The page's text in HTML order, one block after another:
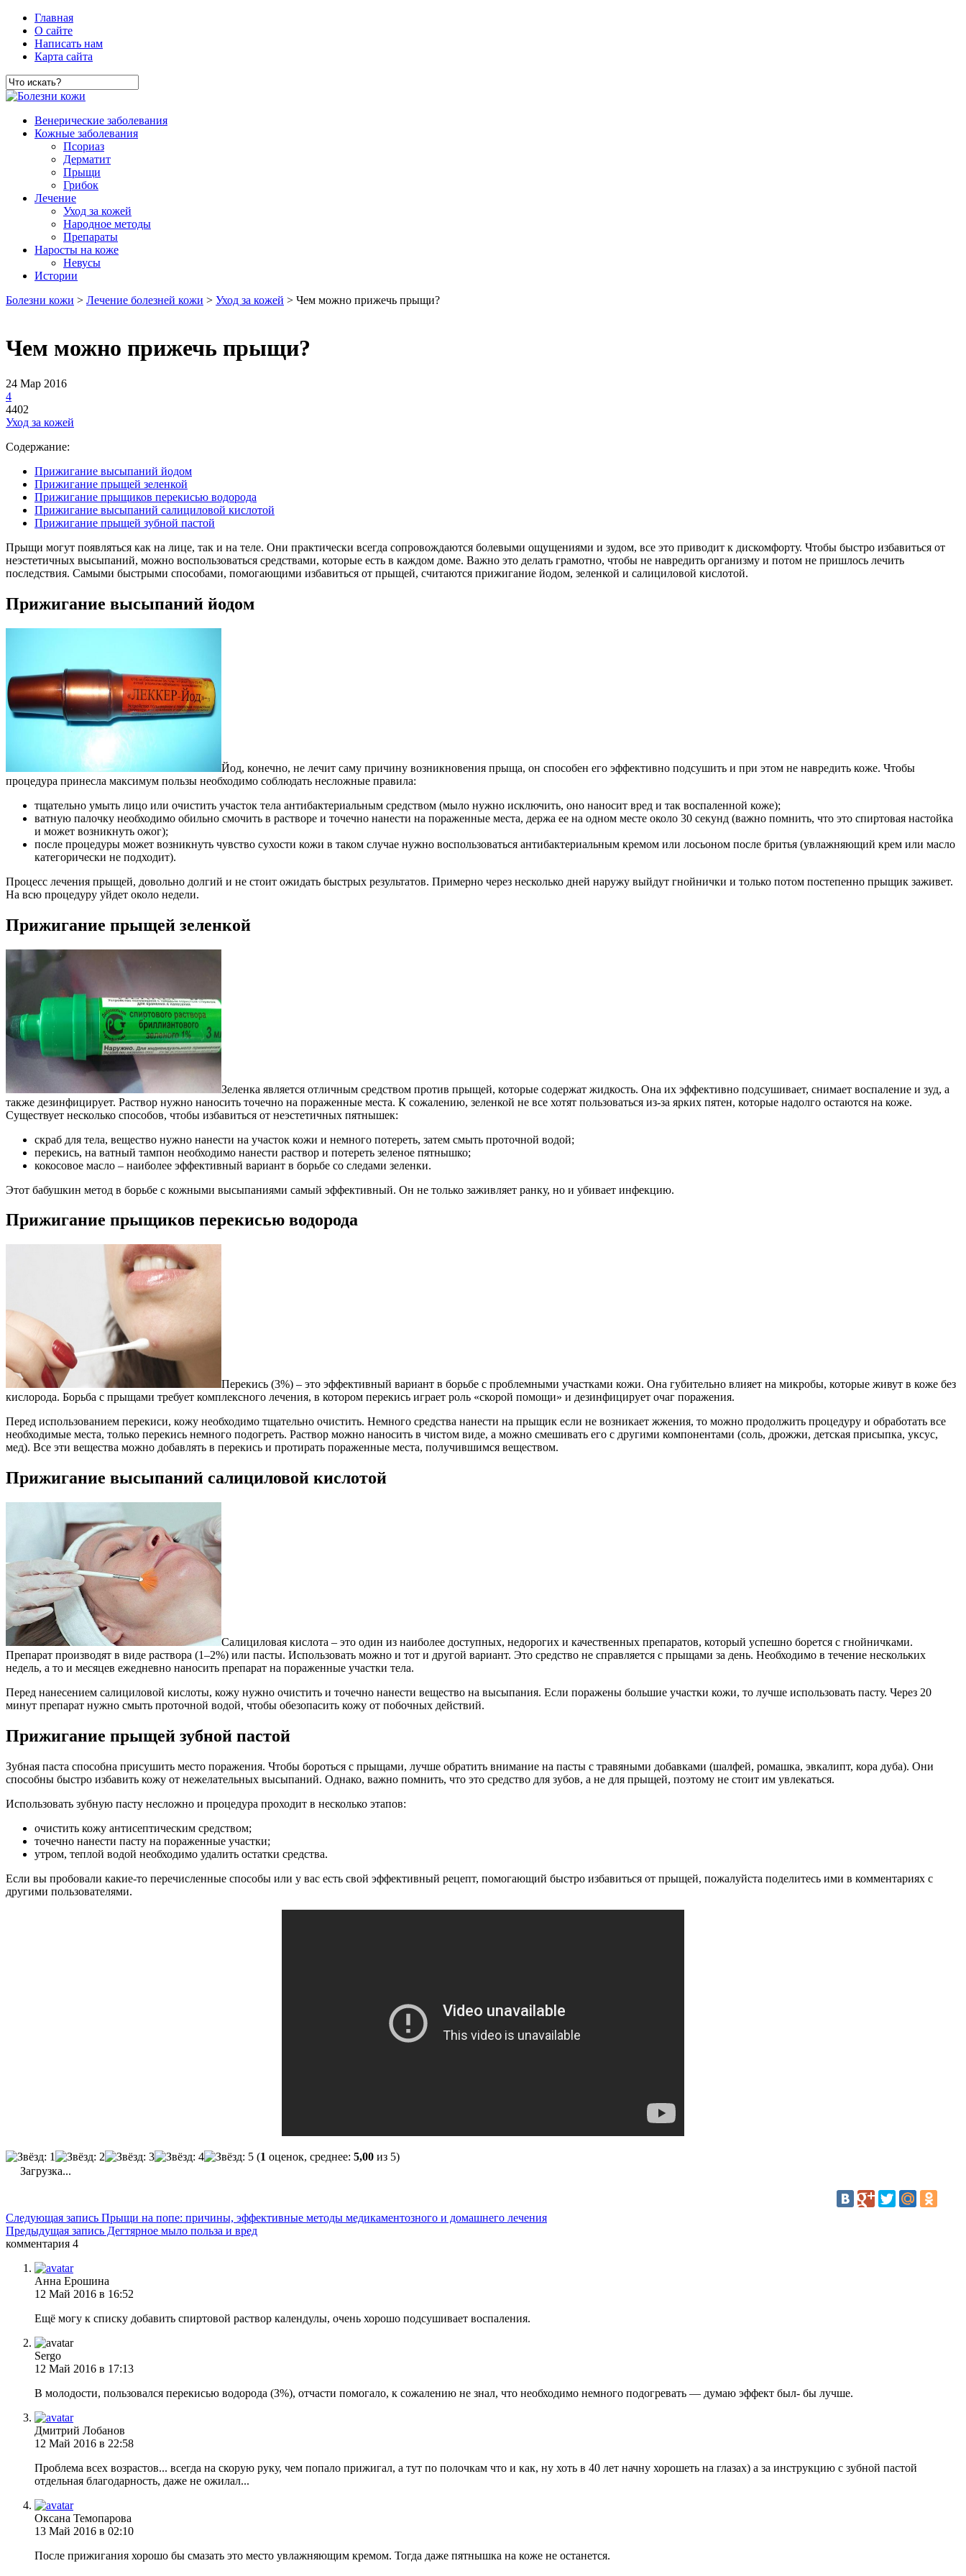
Главная
О сайте
Написать нам
Карта сайта
Венерические заболевания
Кожные заболевания
Псориаз
Дерматит
Прыщи
Грибок
Лечение
Уход за кожей
Народное методы
Препараты
Наросты на коже
Невусы
Истории
Болезни кожи > Лечение болезней кожи > Уход за кожей > Чем можно прижечь прыщи?
Чем можно прижечь прыщи?
24 Мар 2016
4
4402
Уход за кожей
Содержание:
Прижигание высыпаний йодом
Прижигание прыщей зеленкой
Прижигание прыщиков перекисью водорода
Прижигание высыпаний салициловой кислотой
Прижигание прыщей зубной пастой
Прыщи могут появляться как на лице, так и на теле. Они практически всегда сопровождаются болевыми ощущениями и зудом, все это приводит к дискомфорту. Чтобы быстро избавиться от
неэстетичных высыпаний, можно воспользоваться средствами, которые есть в каждом доме. Важно это делать грамотно, чтобы не навредить организму и потом не пришлось лечить
последствия. Самыми быстрыми способами, помогающими избавиться от прыщей, считаются прижигание йодом, зеленкой и салициловой кислотой.
Прижигание высыпаний йодом
Йод, конечно, не лечит саму причину возникновения прыща, он способен его эффективно подсушить и при этом не навредить коже. Чтобы
процедура принесла максимум пользы необходимо соблюдать несложные правила:
тщательно умыть лицо или очистить участок тела антибактериальным средством (мыло нужно исключить, оно наносит вред и так воспаленной коже);
ватную палочку необходимо обильно смочить в растворе и точечно нанести на пораженные места, держа ее на одном месте около 30 секунд (важно помнить, что это спиртовая настойка
и может возникнуть ожог);
после процедуры может возникнуть чувство сухости кожи в таком случае нужно воспользоваться антибактериальным кремом или лосьоном после бритья (увлажняющий крем или масло
категорически не подходит).
Процесс лечения прыщей, довольно долгий и не стоит ожидать быстрых результатов. Примерно через несколько дней наружу выйдут гнойнички и только потом постепенно прыщик заживет.
На всю процедуру уйдет около недели.
Прижигание прыщей зеленкой
Зеленка является отличным средством против прыщей, которые содержат жидкость. Она их эффективно подсушивает, снимает воспаление и зуд, а
также дезинфицирует. Раствор нужно наносить точечно на пораженные места. К сожалению, зеленкой не все хотят пользоваться из-за ярких пятен, которые надолго остаются на коже.
Существует несколько способов, чтобы избавиться от неэстетичных пятнышек:
скраб для тела, вещество нужно нанести на участок кожи и немного потереть, затем смыть проточной водой;
перекись, на ватный тампон необходимо нанести раствор и потереть зеленое пятнышко;
кокосовое масло – наиболее эффективный вариант в борьбе со следами зеленки.
Этот бабушкин метод в борьбе с кожными высыпаниями самый эффективный. Он не только заживляет ранку, но и убивает инфекцию.
Прижигание прыщиков перекисью водорода
Перекись (3%) – это эффективный вариант в борьбе с проблемными участками кожи. Она губительно влияет на микробы, которые живут в коже без
кислорода. Борьба с прыщами требует комплексного лечения, в котором перекись играет роль «скорой помощи» и дезинфицирует очаг поражения.
Перед использованием перекиси, кожу необходимо тщательно очистить. Немного средства нанести на прыщик если не возникает жжения, то можно продолжить процедуру и обработать все
необходимые места, только перекись немного подогреть. Раствор можно наносить в чистом виде, а можно смешивать его с другими компонентами (соль, дрожжи, детская присыпка, уксус,
мед). Все эти вещества можно добавлять в перекись и протирать пораженные места, получившимся веществом.
Прижигание высыпаний салициловой кислотой
Салициловая кислота – это один из наиболее доступных, недорогих и качественных препаратов, который успешно борется с гнойничками.
Препарат производят в виде раствора (1–2%) или пасты. Использовать можно и тот и другой вариант. Это средство не справляется с прыщами за день. Необходимо в течение нескольких
недель, а то и месяцев ежедневно наносить препарат на пораженные участки тела.
Перед нанесением салициловой кислоты, кожу нужно очистить и точечно нанести вещество на высыпания. Если поражены большие участки кожи, то лучше использовать пасту. Через 20
минут препарат нужно смыть проточной водой, чтобы обезопасить кожу от побочных действий.
Прижигание прыщей зубной пастой
Зубная паста способна присушить место поражения. Чтобы бороться с прыщами, лучше обратить внимание на пасты с травяными добавками (шалфей, ромашка, эвкалипт, кора дуба). Они
способны быстро избавить кожу от нежелательных высыпаний. Однако, важно помнить, что это средство для зубов, а не для прыщей, поэтому не стоит им увлекаться.
Использовать зубную пасту несложно и процедура проходит в несколько этапов:
очистить кожу антисептическим средством;
точечно нанести пасту на пораженные участки;
утром, теплой водой необходимо удалить остатки средства.
Если вы пробовали какие-то перечисленные способы или у вас есть свой эффективный рецепт, помогающий быстро избавиться от прыщей, пожалуйста поделитесь ими в комментариях с
другими пользователями.
(1 оценок, среднее: 5,00 из 5)
Загрузка...
Следующая запись Прыщи на попе: причины, эффективные методы медикаментозного и домашнего лечения
Предыдущая запись Дегтярное мыло польза и вред
комментария 4
Анна Ерошина
12 Май 2016 в 16:52
Ещё могу к списку добавить спиртовой раствор календулы, очень хорошо подсушивает воспаления.
Sergo
12 Май 2016 в 17:13
В молодости, пользовался перекисью водорода (3%), отчасти помогало, к сожалению не знал, что необходимо немного подогревать — думаю эффект был- бы лучше.
Дмитрий Лобанов
12 Май 2016 в 22:58
Проблема всех возрастов... всегда на скорую руку, чем попало прижигал, а тут по полочкам что и как, ну хоть в 40 лет начну хорошеть на глазах) а за инструкцию с зубной пастой
отдельная благодарность, даже не ожилал...
Оксана Темопарова
13 Май 2016 в 02:10
После прижигания хорошо бы смазать это место увлажняющим кремом. Тогда даже пятнышка на коже не останется.